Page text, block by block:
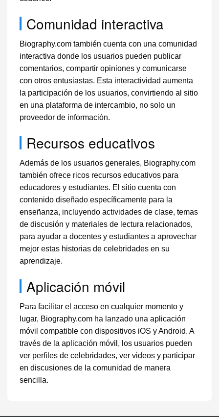
Comunidad interactiva
Biography.com también cuenta con una comunidad
interactiva donde los usuarios pueden publicar
comentarios, compartir opiniones y comunicarse
con otros entusiastas. Esta interactividad aumenta
la participación de los usuarios, convirtiendo al sitio
en una plataforma de intercambio, no solo un
proveedor de información.
Recursos educativos
Además de los usuarios generales, Biography.com
también ofrece ricos recursos educativos para
educadores y estudiantes. El sitio cuenta con
contenido diseñado específicamente para la
enseñanza, incluyendo actividades de clase, temas
de discusión y materiales de lectura relacionados,
para ayudar a docentes y estudiantes a aprovechar
mejor estas historias de celebridades en su
aprendizaje.
Aplicación móvil
Para facilitar el acceso en cualquier momento y
lugar, Biography.com ha lanzado una aplicación
móvil compatible con dispositivos iOS y Android. A
través de la aplicación móvil, los usuarios pueden
ver perfiles de celebridades, ver videos y participar
en discusiones de la comunidad de manera
sencilla.